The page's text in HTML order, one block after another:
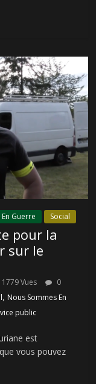
Guerre Social
pour la
sur le
1779 Vues
0
, Nous Sommes En
public
est
vous pouvez